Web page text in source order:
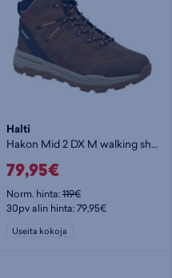
Halti
Hakon Mid 2 DX M walking shoe - miesten kävelykengät
79,95€
Norm. hinta:119€
30pv alin hinta: 79,95€
Useita kokoja